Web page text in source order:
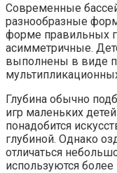
Современные
разнообразные
форме правильных
асимметричные.
выполнены в виде
Глубина обычно
игр маленьких
понадобится
глубиной. Однако
отличаться
используются